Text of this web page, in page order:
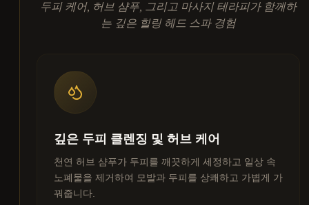
두피 케어, 허브 샴푸, 그리고 마사지 테라피가 함께하
는 깊은 힐링 헤드 스파 경험
깊은 두피 클렌징 및 허브 케어
천연 허브 샴푸가 두피를 깨끗하게 세정하고 일상 속
노폐물을 제거하여 모발과 두피를 상쾌하고 가볍게 가
꿔줍니다.